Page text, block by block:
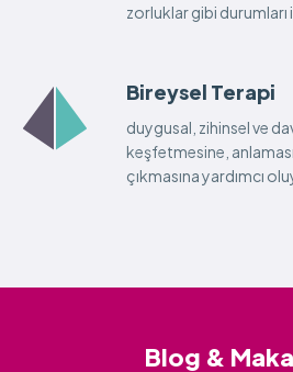
zorluklar gibi durumları
Bireysel Terapi
duygusal, zihinsel ve
keşfetmesine,
çıkmasına yardımcı
Blog &